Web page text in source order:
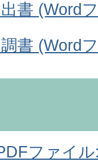
書 (Word
書 (Word
ファイ